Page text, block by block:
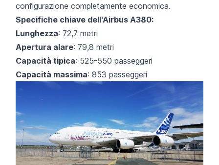
configurazione completamente economica.
Specifiche chiave dell'Airbus A380:
Lunghezza: 72,7 metri
Apertura alare: 79,8 metri
Capacità tipica: 525-550 passeggeri
Capacità massima: 853 passeggeri